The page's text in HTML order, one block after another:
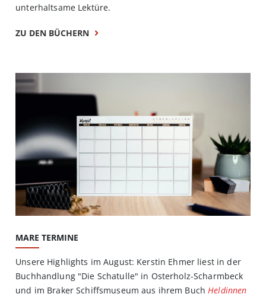
unterhaltsame Lektüre.
ZU DEN BÜCHERN
MARE TERMINE
Unsere Highlights im August: Kerstin Ehmer liest in der
Buchhandlung "Die Schatulle" in Osterholz-Scharmbeck
und im Braker Schiffsmuseum aus ihrem BuchHeldinnen